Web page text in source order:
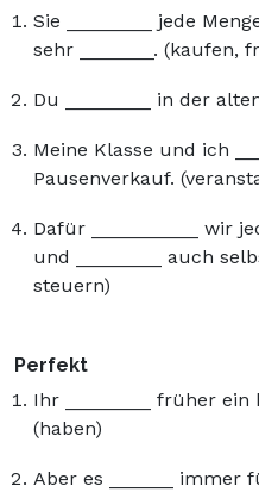
Sie ________ jede
sehr _______. (kaufen,
Du ________ in der
Meine Klasse und ich
Pausenverkauf.
Dafür __________ wir
und ________ auch
steuern)
Perfekt
Ihr ________ früher ein
(haben)
Aber es ______ immer